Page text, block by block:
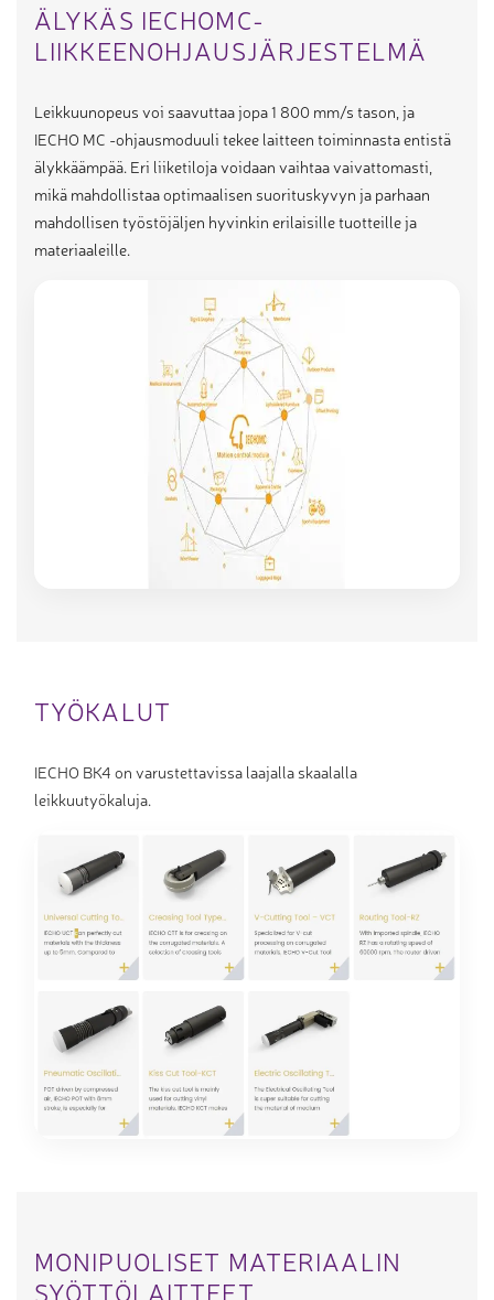
ÄLYKÄS IECHOMC-
LIIKKEENOHJAUSJÄRJESTELMÄ
Leikkuunopeus voi saavuttaa jopa 1 800 mm/s tason, ja
IECHO MC -ohjausmoduuli tekee laitteen toiminnasta entistä
älykkäämpää. Eri liiketiloja voidaan vaihtaa vaivattomasti,
mikä mahdollistaa optimaalisen suorituskyvyn ja parhaan
mahdollisen työstöjäljen hyvinkin erilaisille tuotteille ja
materiaaleille.
TYÖKALUT
IECHO BK4 on varustettavissa laajalla skaalalla
leikkuutyökaluja.
MONIPUOLISET MATERIAALIN
SYÖTTÖLAITTEET